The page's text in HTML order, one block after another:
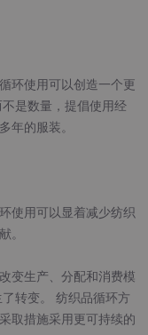
环使用可以创造一个更
是数量，提倡使用经
年的服装。
使用可以显着减少纺织
。
变生产、分配和消费模
转变。 纺织品循环方
取措施采用更可持续的